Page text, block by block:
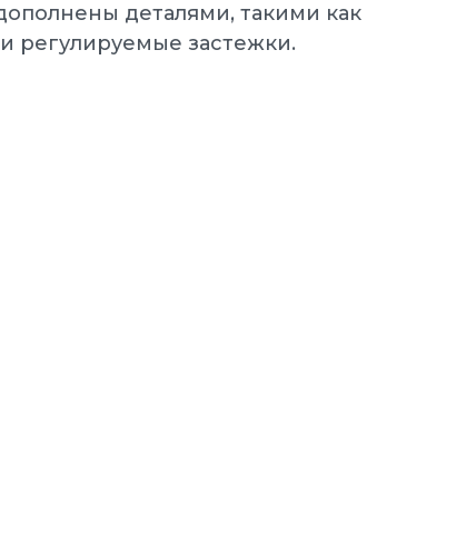
деталями, такими как
регулируемые застежки.